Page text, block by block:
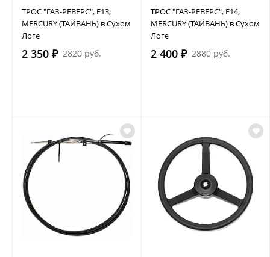
ТРОС "ГАЗ-РЕВЕРС", F13,
MERCURY (ТАЙВАНЬ) в Сухом
Логе
2 350 ₽ 2820 руб.
ТРОС "ГАЗ-РЕВЕРС", F14,
MERCURY (ТАЙВАНЬ) в Сухом
Логе
2 400 ₽ 2880 руб.